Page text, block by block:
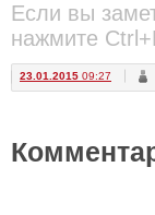
Если вы
нажмите
23.01.2015 09:27